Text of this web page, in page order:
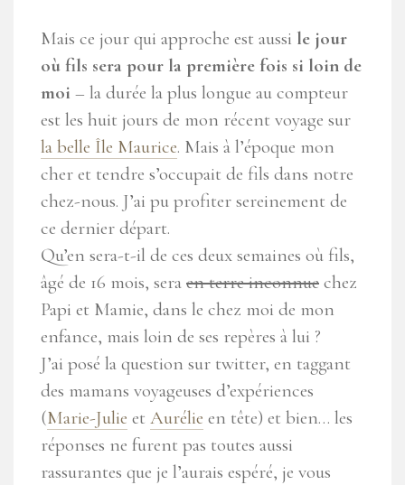
Mais ce jour qui approche est aussi le jour
où fils sera pour la première fois si loin de
moi – la durée la plus longue au compteur
est les huit jours de mon récent voyage sur
la belle Île Maurice. Mais à l’époque mon
cher et tendre s’occupait de fils dans notre
chez-nous. J’ai pu profiter sereinement de
ce dernier départ.
Qu’en sera-t-il de ces deux semaines où fils,
âgé de 16 mois, sera en terre inconnue chez
Papi et Mamie, dans le chez moi de mon
enfance, mais loin de ses repères à lui ?
J’ai posé la question sur twitter, en taggant
des mamans voyageuses d’expériences
(Marie-Julie et Aurélie en tête) et bien… les
réponses ne furent pas toutes aussi
rassurantes que je l’aurais espéré, je vous